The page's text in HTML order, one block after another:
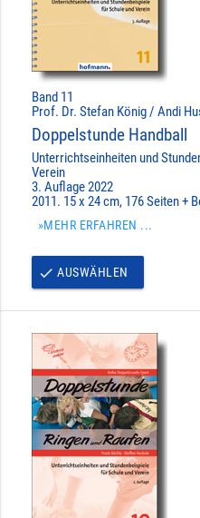
Band 11
Prof. Dr. Stefan König / Andi
Doppelstunde Handball
Unterrichtseinheiten und
Verein
3. Auflage 2022
2011. 15 x 24 cm, 176 Seiten +
»MEHR ERFAHREN ...
done AUSWÄHLEN